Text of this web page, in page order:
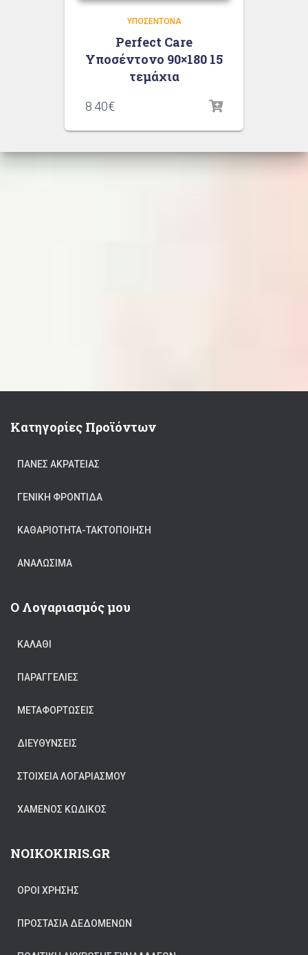
ΥΠΟΣΈΝΤΟΝΑ
Perfect Care
Υποσέντονο 90×180 15
τεμάχια
8.40€
Κατηγορίες Προϊόντων
ΠΆΝΕΣ ΑΚΡΆΤΕΙΑΣ
ΓΕΝΙΚΉ ΦΡΟΝΤΊΔΑ
ΚΑΘΑΡΙΟΤΗΤΑ-ΤΑΚΤΟΠΟΙΗΣΗ
ΑΝΑΛΏΣΙΜΑ
Ο Λογαριασμός μου
ΚΑΛΆΘΙ
ΠΑΡΑΓΓΕΛΊΕΣ
ΜΕΤΑΦΟΡΤΏΣΕΙΣ
ΔΙΕΥΘΎΝΣΕΙΣ
ΣΤΟΙΧΕΊΑ ΛΟΓΑΡΙΑΣΜΟΎ
ΧΑΜΈΝΟΣ ΚΩΔΙΚΌΣ
NOIKOKIRIS.GR
ΟΡΟΙ ΧΡΗΣΗΣ
ΠΡΟΣΤΑΣΊΑ ΔΕΔΟΜΈΝΩΝ